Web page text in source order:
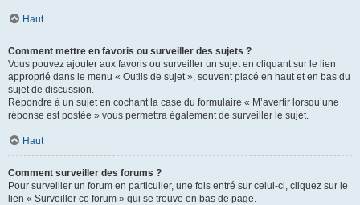
Haut
Comment mettre en favoris ou surveiller des sujets ?
Vous pouvez ajouter aux favoris ou surveiller un sujet en cliquant sur le lien
approprié dans le menu « Outils de sujet », souvent placé en haut et en bas du
sujet de discussion.
Répondre à un sujet en cochant la case du formulaire « M’avertir lorsqu’une
réponse est postée » vous permettra également de surveiller le sujet.
Haut
Comment surveiller des forums ?
Pour surveiller un forum en particulier, une fois entré sur celui-ci, cliquez sur le
lien « Surveiller ce forum » qui se trouve en bas de page.